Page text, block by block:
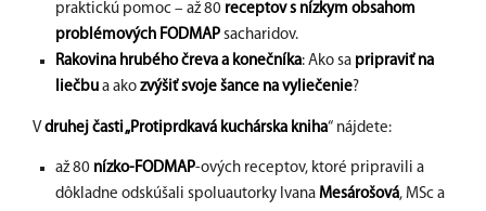
praktickú pomoc – až 80 receptov s nízkym obsahom
problémových FODMAP sacharidov.
Rakovina hrubého čreva a konečníka: Ako sa pripraviť na
liečbu a ako zvýšiť svoje šance na vyliečenie?
V druhej časti „Protiprdkavá kuchárska kniha“ nájdete:
až 80 nízko-FODMAP-ových receptov, ktoré pripravili a
dôkladne odskúšali spoluautorky Ivana Mesárošová, MSc a